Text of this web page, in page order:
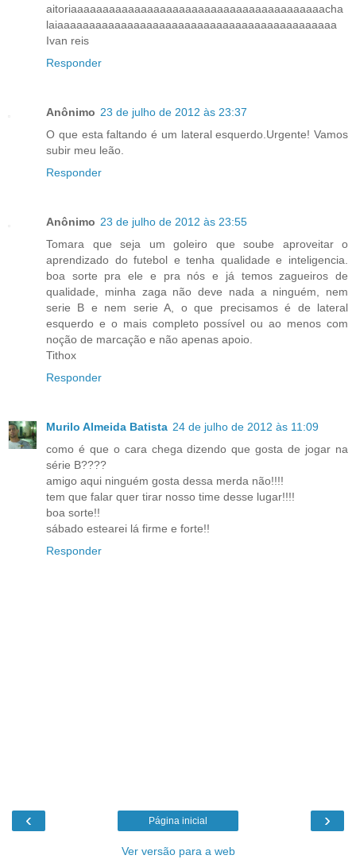
aitoriaaaaaaaaaaaaaaaaaaaaaaaaaaaaaaaaaaaaaaaacha
laiaaaaaaaaaaaaaaaaaaaaaaaaaaaaaaaaaaaaaaaaaaaa
Ivan reis
Responder
Anônimo 23 de julho de 2012 às 23:37
O que esta faltando é um lateral esquerdo.Urgente! Vamos
subir meu leão.
Responder
Anônimo 23 de julho de 2012 às 23:55
Tomara que seja um goleiro que soube aproveitar o
aprendizado do futebol e tenha qualidade e inteligencia.
boa sorte pra ele e pra nós e já temos zagueiros de
qualidade, minha zaga não deve nada a ninguém, nem
serie B e nem serie A, o que precisamos é de lateral
esquerdo e o mais completo possível ou ao menos com
noção de marcação e não apenas apoio.
Tithox
Responder
Murilo Almeida Batista 24 de julho de 2012 às 11:09
como é que o cara chega dizendo que gosta de jogar na
série B????
amigo aqui ninguém gosta dessa merda não!!!!
tem que falar quer tirar nosso time desse lugar!!!!
boa sorte!!
sábado estearei lá firme e forte!!
Responder
‹ ›
Página inicial
Ver versão para a web